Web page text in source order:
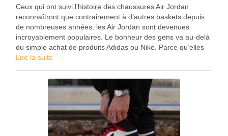
Ceux qui ont suivi l’histoire des chaussures Air Jordan
reconnaîtront que contrairement à d’autres baskets depuis
de nombreuses années, les Air Jordan sont devenues
incroyablement populaires. Le bonheur des gens va au-delà
du simple achat de produits Adidas ou Nike. Parce qu’elles
sont distinctives, les Air Jordan sont devenues les …
Lire la suite